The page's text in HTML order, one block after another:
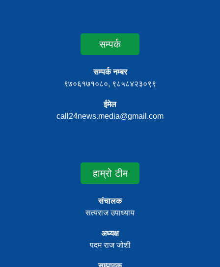
सम्पर्क
सम्पर्क नम्बर
९७०६१७१०८०, ९८५८४२३०९९
ईमेल
call24news.media@gmail.com
हाम्रो टीम
संचालक
सत्यराज उपाध्याय
अध्यक्ष
पदम राज जोशी